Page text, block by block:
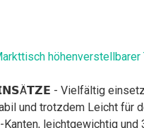
- Vielfältig
und trotzdem Leicht für
leichtgewichtig und